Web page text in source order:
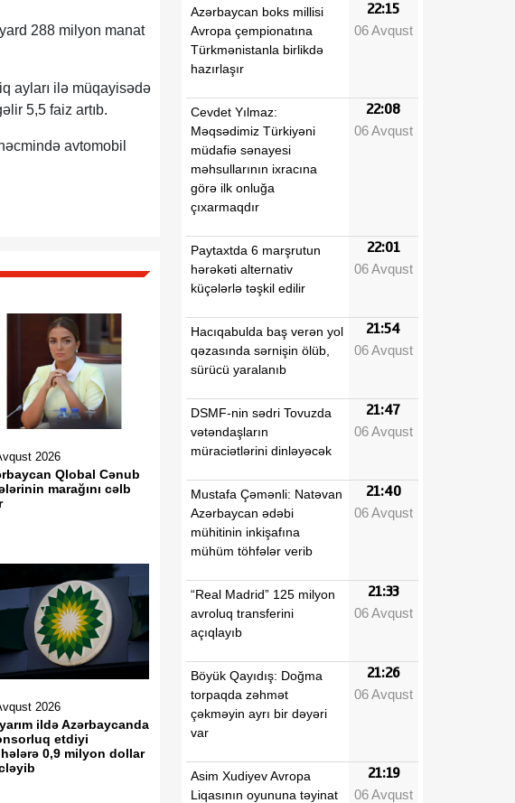
288 milyon manat
ayları ilə müqayisədə
5,5 faiz artıb.
avtomobil
2026
Qlobal Cənub
marağını cəlb
2026
ildə Azərbaycanda
etdiyi
0,9 milyon dollar
Azərbaycan boks millisi
Avropa çempionatına
Türkmənistanla birlikdə
hazırlaşır
22:15
06 Avqust
Cevdet Yılmaz:
Məqsədimiz Türkiyəni
müdafiə sənayesi
məhsullarının ixracına
görə ilk onluğa
çıxarmaqdır
22:08
06 Avqust
Paytaxtda 6 marşrutun
hərəkəti alternativ
küçələrlə təşkil edilir
22:01
06 Avqust
Hacıqabulda baş verən yol
qəzasında sərnişin ölüb,
sürücü yaralanıb
21:54
06 Avqust
DSMF-nin sədri Tovuzda
vətəndaşların
müraciətlərini dinləyəcək
21:47
06 Avqust
Mustafa Çəmənli: Natəvan
Azərbaycan ədəbi
mühitinin inkişafına
mühüm töhfələr verib
21:40
06 Avqust
“Real Madrid” 125 milyon
avroluq transferini
açıqlayıb
21:33
06 Avqust
Böyük Qayıdış: Doğma
torpaqda zəhmət
çəkməyin ayrı bir dəyəri
var
21:26
06 Avqust
Asim Xudiyev Avropa
Liqasının oyununa təyinat
21:19
06 Avqust